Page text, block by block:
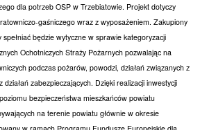
dla potrzeb OSP w Trzebiatowie. Projekt dotyczy
gaśniczego wraz z wyposażeniem. Zakupiony
będzie wytyczne w sprawie kategoryzacji
Ochotniczych Straży Pożarnych pozwalając na
podczas pożarów, powodzi, działań związanych z
zabezpieczających. Dzięki realizacji inwestycji
bezpieczeństwa mieszkańców powiatu
na terenie powiatu głównie w okresie